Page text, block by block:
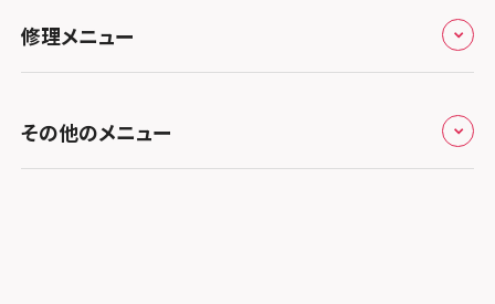
スマホスピタル テルル蒲生
スマホスピタル テルル新越谷
スマホスピタル テルル草加花栗
スマホスピタル テルル東川口
スマホスピタル名古屋金山
スマホスピタル 大府
スマホスピタル 西枇杷島
スマホスピタル難波
スマホスピタルイオンタウン茨木太田
スマホスピタル西条
スマホスピタル福岡天神
スマホスピタル熊本下通
スマホスピタル GODOモバイル大分府内町
お知らせ
修理メニュー
iPhone修理メニュー
その他のメニュー